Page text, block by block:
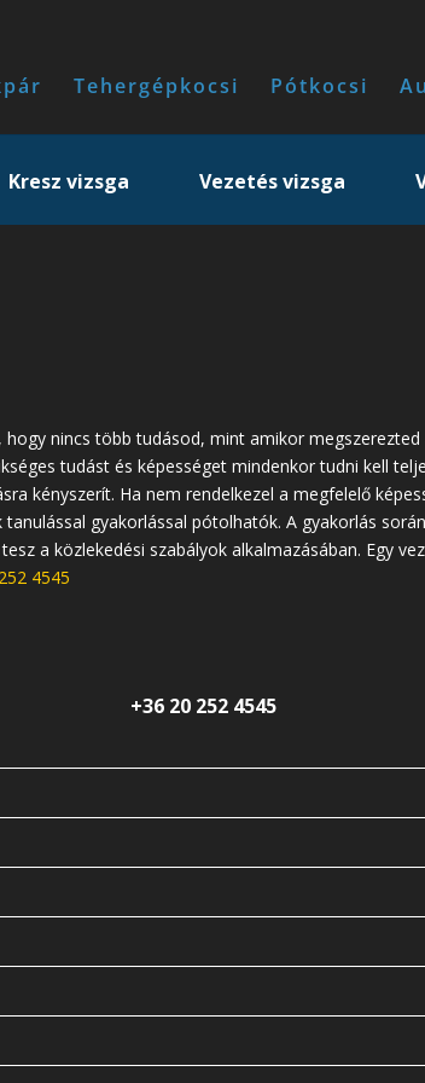
Tehergépkocsi Pótkocsi
Kresz vizsga Vezetés vizsga
nincs több tudásod, mint amikor
tudást és képességet mindenkor tudni kell
kényszerít. Ha nem rendelkezel a megfelelő
gyakorlással pótolhatók. A gyakorlás
a közlekedési szabályok alkalmazásában. Egy
4545
+36 20 252 4545